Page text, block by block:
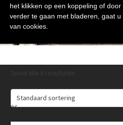
Pasen
Toont alle 6 resultaten
het klikken op een koppeling of
verder te gaan met bladeren, gaat
van cookies.